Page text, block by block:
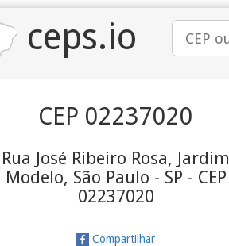
ceps.io
CEP 02237020
Rua José Ribeiro Rosa, Jardim
Modelo, São Paulo - SP - CEP
02237020
Compartilhar